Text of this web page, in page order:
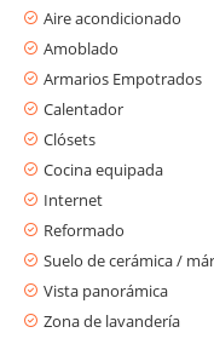
Aire acondicionado
Amoblado
Armarios Empotrados
Calentador
Clósets
Cocina equipada
Internet
Reformado
Suelo de cerámica /
Vista panorámica
Zona de lavandería